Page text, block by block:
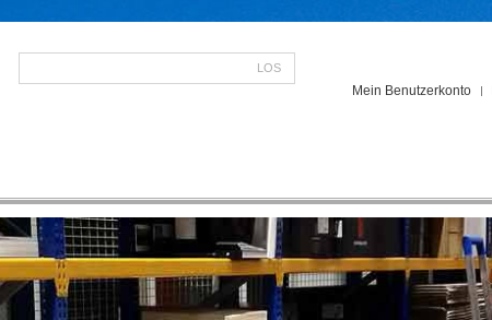
LOS
Mein Benutzerkonto